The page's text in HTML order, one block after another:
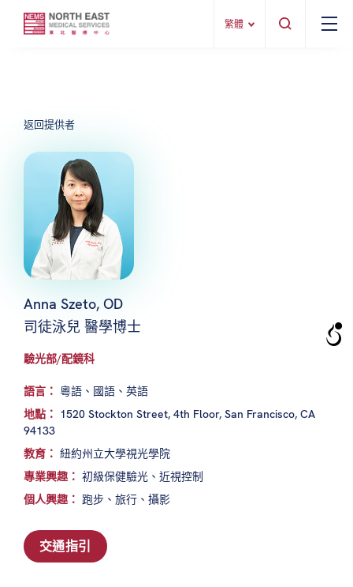
繁體
返回提供者
Anna Szeto, OD
司徒泳兒 醫學博士
驗光部/配鏡科
語言： 粵語、國語、英語
地點： 1520 Stockton Street, 4th Floor, San Francisco, CA
94133
教育： 紐約州立大學視光學院
專業興趣： 初級保健驗光、近視控制
個人興趣： 跑步、旅行、攝影
交通指引